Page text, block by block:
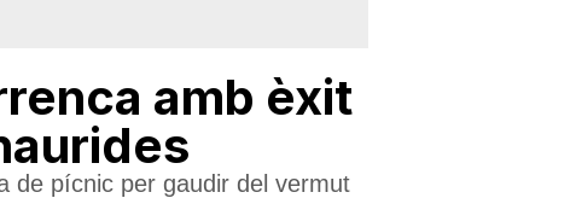
amb èxit
de pícnic per gaudir del vermut